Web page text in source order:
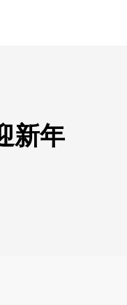
新年